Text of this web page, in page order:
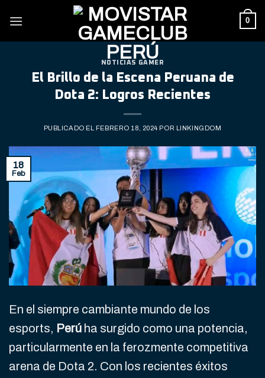
0
NOTICIAS GAMER
El Brillo de la Escena Peruana de
Dota 2: Logros Recientes
PUBLICADO EL FEBRERO 18, 2024 POR LINKINGDOM
18
Feb
En el siempre cambiante mundo de los
esports, Perú ha surgido como una potencia,
particularmente en la ferozmente competitiva
arena de Dota 2. Con los recientes éxitos